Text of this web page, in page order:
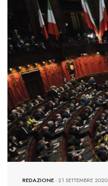
2610 VIEWS
REDAZIONE-21 SETTEMBRE 2020